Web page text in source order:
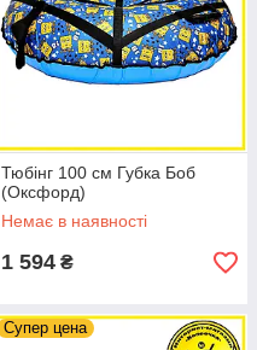
Тюбінг 100 см Губка Боб
(Оксфорд)
Немає в наявності
1 594 ₴
Супер цена